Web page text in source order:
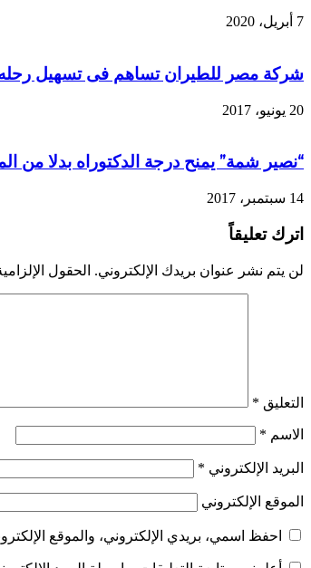
7 أبريل، 2020
شركة مصر للطيران تساهم فى تسهيل رحله
20 يونيو، 2017
“نصير شمة” يمنح درجة الدكتوراه بدلا من
14 سبتمبر، 2017
اترك تعليقاً
لن يتم نشر عنوان بريدك الإلكتروني. الحقول
التعليق *
الاسم *
البريد الإلكتروني *
الموقع الإلكتروني
احفظ اسمي، بريدي الإلكتروني، والموقع